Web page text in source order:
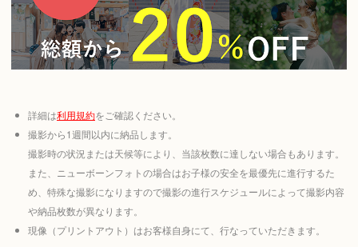
詳細は利用規約をご確認ください。
撮影から1週間以内に納品します。
撮影時の状況または天候等により、当該枚数に達しない場合もあります。
また、ニューボーンフォトの場合はお子様の安全を最優先に進行するた
め、特殊な撮影になりますので撮影の進行スケジュールによって撮影内容
や納品枚数が異なります。
現像（プリントアウト）はお客様自身にて、行なっていただきます。